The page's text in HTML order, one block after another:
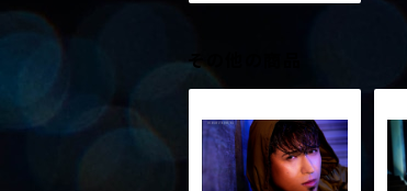
その他の商品